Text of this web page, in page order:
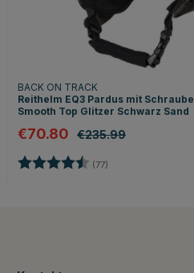
BACK ON TRACK
Reithelm EQ3 Pardus mit Schraube
Smooth Top Glitzer Schwarz Sand
€70.80 €235.99
Bewertung: (77)